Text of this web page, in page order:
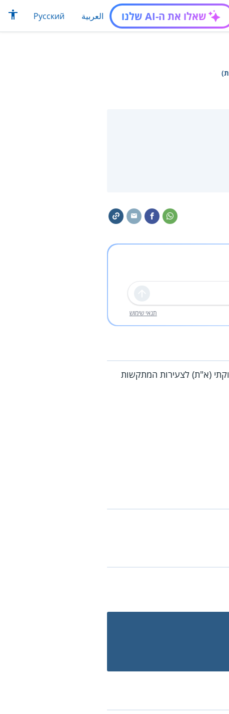
שאלו את ה-AI שלנו العربية Русский
שליחה
תנאי שימוש
(א"ת) לצעירות המתקשות